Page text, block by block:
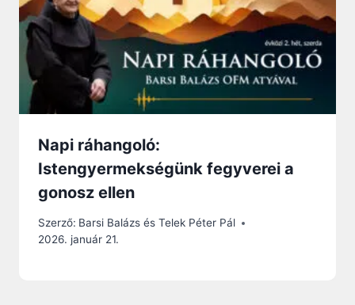
Napi ráhangoló:
Istengyermekségünk fegyverei a
gonosz ellen
Szerző: Barsi Balázs és Telek Péter Pál
2026. január 21.